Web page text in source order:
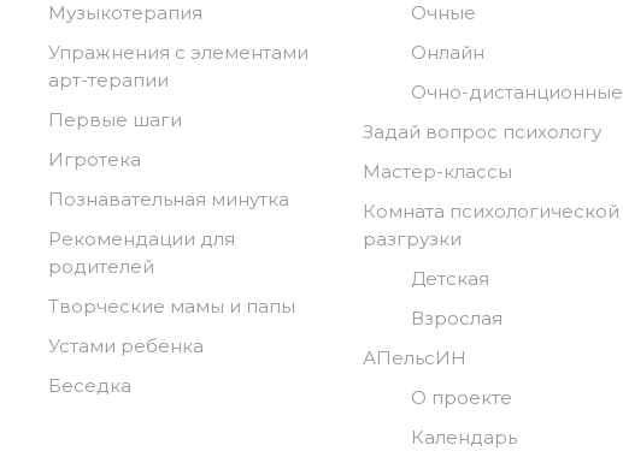
Музыкотерапия
Упражнения с элементами
арт-терапии
Первые шаги
Игротека
Познавательная минутка
Рекомендации для
родителей
Творческие мамы и папы
Устами ребёнка
Беседка
Очные
Онлайн
Очно-дистанционные
Задай вопрос психологу
Мастер-классы
Комната психологической
разгрузки
Детская
Взрослая
АПельсИН
О проекте
Календарь